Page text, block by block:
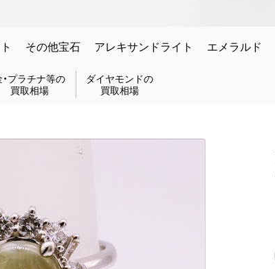
その他宝石 アレキサンドライト エメラルド
プラチナ等の
買取相場
ダイヤモンドの
買取相場